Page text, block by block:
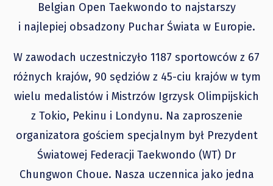
Belgian Open Taekwondo to najstarszy
i najlepiej obsadzony Puchar Świata w Europie.
W zawodach uczestniczyło 1187 sportowców z 67
różnych krajów, 90 sędziów z 45-ciu krajów w tym
wielu medalistów i Mistrzów Igrzysk Olimpijskich
z Tokio, Pekinu i Londynu. Na zaproszenie
organizatora gościem specjalnym był Prezydent
Światowej Federacji Taekwondo (WT) Dr
Chungwon Choue. Nasza uczennica jako jedna